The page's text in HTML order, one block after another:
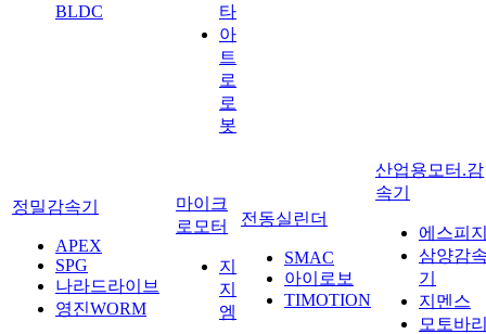
BLDC
타
아
트
로
로
봇
정밀감속기
APEX
SPG
나라드라이브
영진WORM
마이크
로모터
지
지
엠
전동실린더
SMAC
아이로보
TIMOTION
산업용모터.감
속기
에스피
삼양감
기
지멘스
모토바